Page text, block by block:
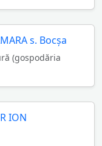
s. Bocşa
(gospodăria
ION